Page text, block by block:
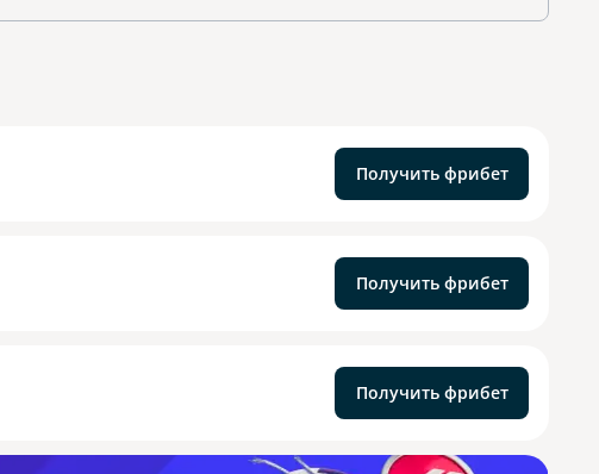
Получить фрибет
Получить фрибет
Получить фрибет